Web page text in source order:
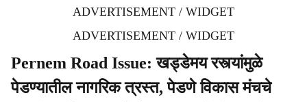
ADVERTISEMENT / WIDGET
ADVERTISEMENT / WIDGET
Pernem Road Issue: खड्डेमय रस्त्यांमुळे
पेडण्यातील नागरिक त्रस्त, पेडणे विकास मंचचे